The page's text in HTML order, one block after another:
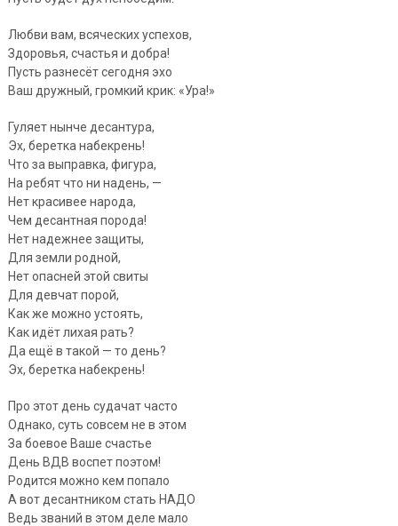
Любви вам, всяческих успехов,
Здоровья, счастья и добра!
Пусть разнесёт сегодня эхо
Ваш дружный, громкий крик: «Ура!»
Гуляет нынче десантура,
Эх, беретка набекрень!
Что за выправка, фигура,
На ребят что ни надень, —
Нет красивее народа,
Чем десантная порода!
Нет надежнее защиты,
Для земли родной,
Нет опасней этой свиты
Для девчат порой,
Как же можно устоять,
Как идёт лихая рать?
Да ещё в такой — то день?
Эх, беретка набекрень!
Про этот день судачат часто
Однако, суть совсем не в этом
За боевое Ваше счастье
День ВДВ воспет поэтом!
Родится можно кем попало
А вот десантником стать НАДО
Ведь званий в этом деле мало